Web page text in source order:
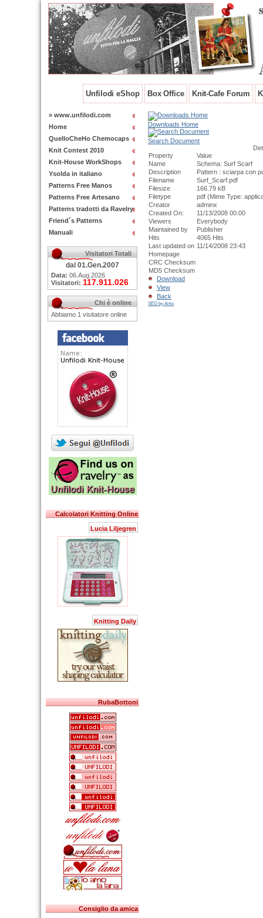
Unfilodi eShop Box Office Knit-Cafe Forum
» www.unfilodi.com
Home
QuelloCheHo Chemocaps
Knit Contest 2010
Knit-House WorkShops
Ysolda in italiano
Patterns Free Manos
Patterns Free Artesano
Patterns tradotti da Ravelry
Friend´s Patterns
Manuali
Visitatori Totali
dal 01.Gen.2007
Data: 06.Aug.2026
Visitatori: 117.911.026
Chi è online
Abbiamo 1 visitatore online
Calcolatori Knitting Online
Lucia Liljegren
Knitting Daily
RubaBottoni
Consiglio da amica
Downloads Home
Search Document
Property
Value
Name
Schema: Surf Scarf
Description
Pattern : sciarpa con
Filename
Surf_Scarf.pdf
Filesize
166.79 kB
Filetype
pdf (Mime Type:
Creator
adminx
Created On:
11/13/2008 00:00
Viewers
Everybody
Maintained by
Publisher
Hits
4065 Hits
Last updated on 11/14/2008 23:43
Homepage
CRC Checksum
MD5 Checksum
Download
View
Back
SEO by Artio